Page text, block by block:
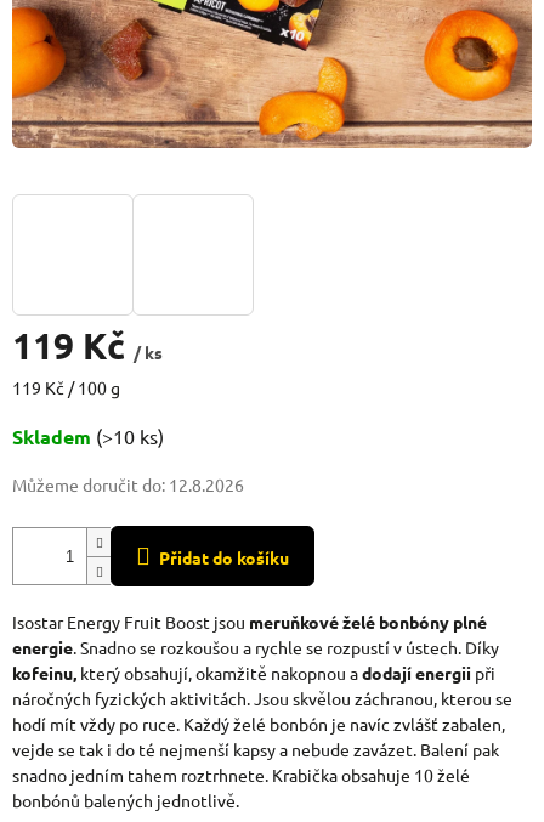
119 Kč / ks
Měrná
119 Kč / 100 g
Skladem (>10 ks)
Můžeme doručit do: 12.8.2026
Přidat do košíku
Isostar Energy Fruit Boost jsou meruňkové želé bonbóny plné
energie. Snadno se rozkoušou a rychle se rozpustí v ústech. Díky
kofeinu, který obsahují, okamžitě nakopnou adodají energii při
náročných fyzických aktivitách. Jsou skvělou záchranou, kterou se
hodí mít vždy po ruce. Každý želé bonbón je navíc zvlášť zabalen,
vejde se tak i do té nejmenší kapsy a nebude zavázet. Balení pak
snadno jedním tahem roztrhnete. Krabička obsahuje 10 želé
bonbónů balených jednotlivě.